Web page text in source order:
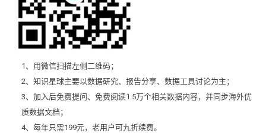
1、用微信扫描左侧二维码；
2、知识星球主要以数据研究、报告分享、数据工具讨论为主；
3、加入后免费提问、免费阅读1.5万个相关数据内容，并同步海外优
质数据文档；
4、每年只需199元，老用户可九折续费。